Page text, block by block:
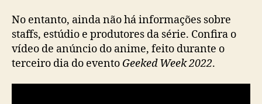
á
2
0
o
No entanto, ainda não há informações sobre
staffs, estúdio e produtores da série. Confira o
vídeo de anúncio do anime, feito durante o
terceiro dia do evento Geeked Week 2022.